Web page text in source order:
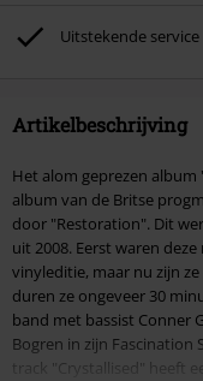
Uitstekende service
Artikelbeschrijving
Het alom geprezen
album van de Britse
door "Restoration". Dit
uit 2008. Eerst waren
vinyleditie, maar nu zijn
duren ze ongeveer 30
band met bassist Conner
Bogren in zijn Fascination
track "Crystallised" heeft